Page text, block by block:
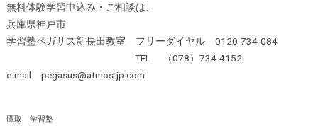
無料体験学習申込み・ご相談は、
兵庫県神戸市
学習塾ペガサス新長田教室 フリーダイヤル 0120-734-084
TEL （078）734-4152
e-mail pegasus@atmos-jp.com
鷹取 学習塾